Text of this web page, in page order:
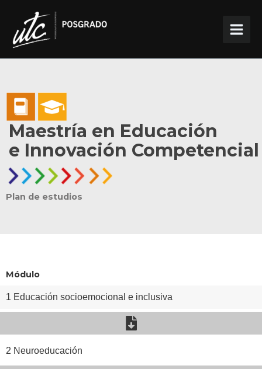
contenido
Maestría en Educación
e Innovación Competencial
Plan de estudios
Módulo
1 Educación socioemocional e inclusiva
2 Neuroeducación